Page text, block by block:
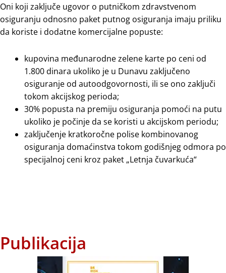
Oni koji zaključe ugovor o putničkom zdravstvenom
osiguranju odnosno paket putnog osiguranja imaju priliku
da koriste i dodatne komercijalne popuste:
kupovina međunarodne zelene karte po ceni od
1.800 dinara ukoliko je u Dunavu zaključeno
osiguranje od autoodgovornosti, ili se ono zaključi
tokom akcijskog perioda;
30% popusta na premiju osiguranja pomoći na putu
ukoliko je počinje da se koristi u akcijskom periodu;
zaključenje kratkoročne polise kombinovanog
osiguranja domaćinstva tokom godišnjeg odmora po
specijalnoj ceni kroz paket „Letnja čuvarkuća“
Publikacija